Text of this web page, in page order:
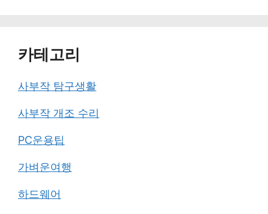
카테고리
사부작 탐구생활
사부작 개조 수리
PC운용팁
가벼운여행
하드웨어